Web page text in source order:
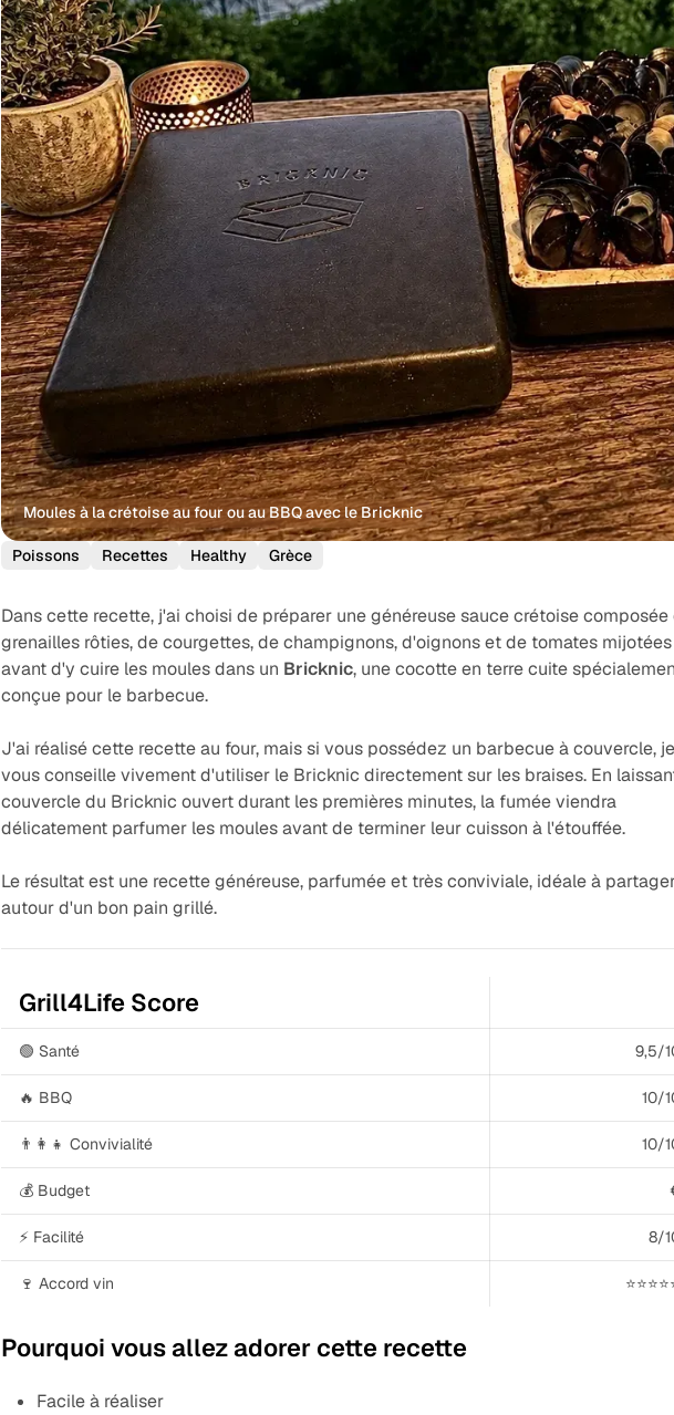
Moules à la crétoise au four ou au BBQ avec le Bricknic
Poissons Recettes Healthy Grèce
Dans cette recette, j'ai choisi de préparer une généreuse sauce crétoise composée
grenailles rôties, de courgettes, de champignons, d'oignons et de tomates mijotées
avant d'y cuire les moules dans un Bricknic, une cocotte en terre cuite
conçue pour le barbecue.
J'ai réalisé cette recette au four, mais si vous possédez un barbecue à couvercle, je
vous conseille vivement d'utiliser le Bricknic directement sur les braises. En
couvercle du Bricknic ouvert durant les premières minutes, la fumée viendra
délicatement parfumer les moules avant de terminer leur cuisson à l'étouffée.
Le résultat est une recette généreuse, parfumée et très conviviale, idéale à
autour d'un bon pain grillé.
Grill4Life Score
🟢 Santé 9,5/
🔥 BBQ 10/
👨‍👩‍👧 Convivialité 10/
💰 Budget
⚡ Facilité 8/
🍷 Accord vin
Pourquoi vous allez adorer cette recette
Facile à réaliser